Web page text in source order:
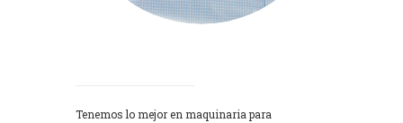
Tenemos lo mejor en maquinaria para